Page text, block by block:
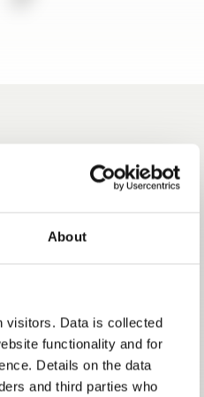
About
visitors. Data is collected
functionality and for
Details on the data
and third parties who
équipement du
alu 16'',
climatisation,
frein de